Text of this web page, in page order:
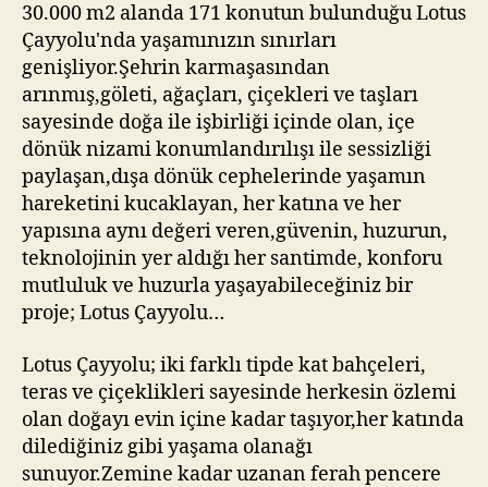
30.000 m2 alanda 171 konutun bulunduğu Lotus
Çayyolu'nda yaşamınızın sınırları
genişliyor.Şehrin karmaşasından
arınmış,göleti, ağaçları, çiçekleri ve taşları
sayesinde doğa ile işbirliği içinde olan, içe
dönük nizami konumlandırılışı ile sessizliği
paylaşan,dışa dönük cephelerinde yaşamın
hareketini kucaklayan, her katına ve her
yapısına aynı değeri veren,güvenin, huzurun,
teknolojinin yer aldığı her santimde, konforu
mutluluk ve huzurla yaşayabileceğiniz bir
proje; Lotus Çayyolu…
Lotus Çayyolu; iki farklı tipde kat bahçeleri,
teras ve çiçeklikleri sayesinde herkesin özlemi
olan doğayı evin içine kadar taşıyor,her katında
dilediğiniz gibi yaşama olanağı
sunuyor.Zemine kadar uzanan ferah pencere